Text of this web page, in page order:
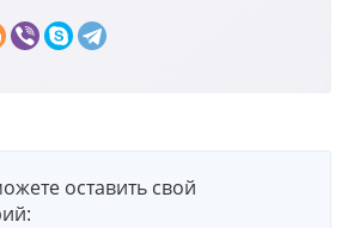
оставить свой